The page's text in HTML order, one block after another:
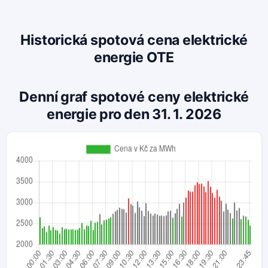
Historická spotová cena elektrické
energie OTE
Denní graf spotové ceny elektrické
energie pro den 31. 1. 2026